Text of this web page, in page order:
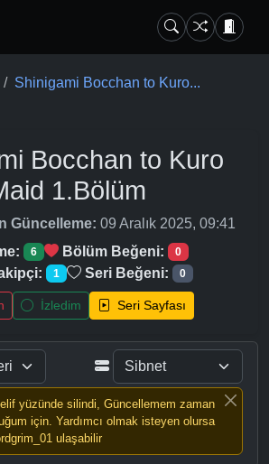
Shinigami Bocchan to Kuro...
Bocchan to Kuro
1.Bölüm
Güncelleme: 09 Aralık 2025, 09:41
6 Bölüm Beğeni: 0
1 Seri Beğeni: 0
İzledim Seri Sayfası
yüzünde silindi, Güncellemem zaman
için. Yardımcı olmak isteyen olursa
ulaşabilir